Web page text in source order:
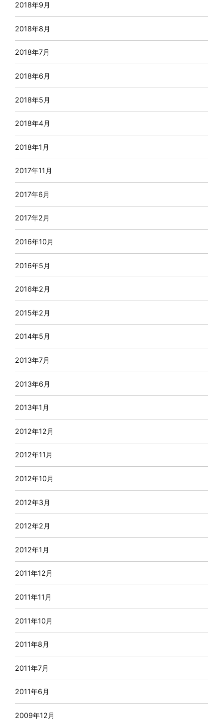
2018年9月
2018年8月
2018年7月
2018年6月
2018年5月
2018年4月
2018年1月
2017年11月
2017年6月
2017年2月
2016年10月
2016年5月
2016年2月
2015年2月
2014年5月
2013年7月
2013年6月
2013年1月
2012年12月
2012年11月
2012年10月
2012年3月
2012年2月
2012年1月
2011年12月
2011年11月
2011年10月
2011年8月
2011年7月
2011年6月
2009年12月